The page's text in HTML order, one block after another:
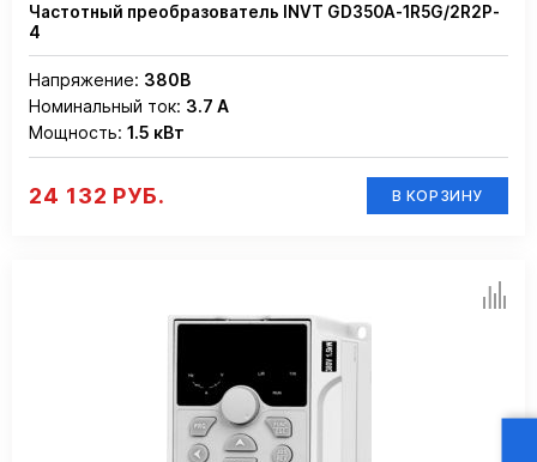
Частотный преобразователь INVT GD350A-1R5G/2R2P-
4
Напряжение: 380В
Номинальный ток: 3.7 А
Мощность: 1.5 кВт
24 132 РУБ. В КОРЗИНУ